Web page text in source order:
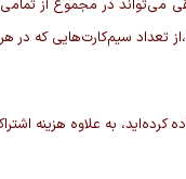
طریق سیم‌کارتی که به نام خودتان ثبت شده، با